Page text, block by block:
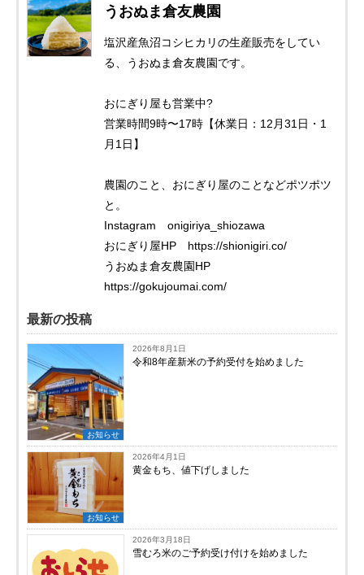
うおぬま倉友農園
塩沢産魚沼コシヒカリの生産販売をしてい
る、うおぬま倉友農園です。
おにぎり屋も営業中?
営業時間9時〜17時【休業日：12月31日・1
月1日】
農園のこと、おにぎり屋のことなどポツポツ
と。
Instagram onigiriya_shiozawa
おにぎり屋HP https://shionigiri.co/
うおぬま倉友農園HP
https://gokujoumai.com/
最新の投稿
お知らせ
2026年8月1日
令和8年産新米の予約受付を始めました
お知らせ
2026年4月1日
黄金もち、値下げしました
2026年3月18日
雪むろ米のご予約受け付けを始めました